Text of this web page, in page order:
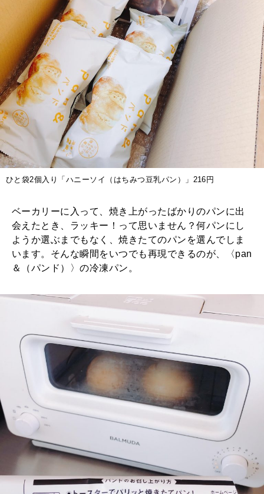
ひと袋2個入り「ハニーソイ（はちみつ豆乳パン）」216円
ベーカリーに入って、焼き上がったばかりのパンに出
会えたとき、ラッキー！って思いません？何パンにし
ようか選ぶまでもなく、焼きたてのパンを選んでしま
います。そんな瞬間をいつでも再現できるのが、〈pan
＆（パンド）〉の冷凍パン。